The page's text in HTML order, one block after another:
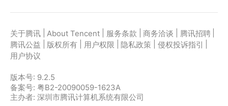
关于腾讯 About Tencent 服务条款 商务洽谈 腾讯招聘
腾讯公益
版权所有 用户权限 隐私政策 侵权投诉指引
用户协议
版本号: 9.2.5
备案号: 粤B2-20090059-1623A
主办者: 深圳市腾讯计算机系统有限公司